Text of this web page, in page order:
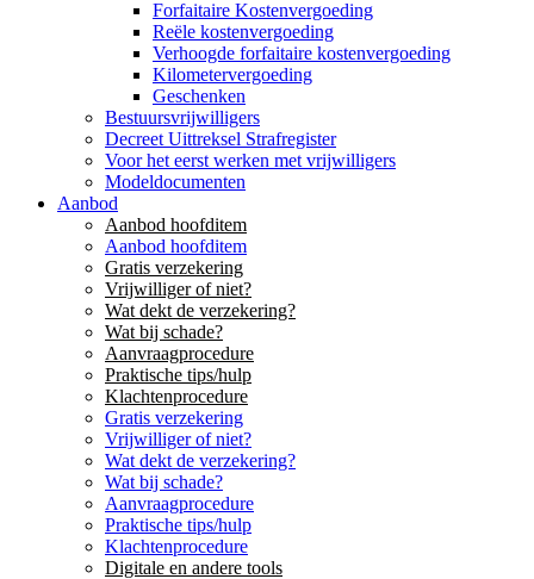
Forfaitaire Kostenvergoeding
Reële kostenvergoeding
Verhoogde forfaitaire kostenvergoeding
Kilometervergoeding
Geschenken
Bestuursvrijwilligers
Decreet Uittreksel Strafregister
Voor het eerst werken met vrijwilligers
Modeldocumenten
Aanbod
Aanbod hoofditem
Aanbod hoofditem
Gratis verzekering
Vrijwilliger of niet?
Wat dekt de verzekering?
Wat bij schade?
Aanvraagprocedure
Praktische tips/hulp
Klachtenprocedure
Gratis verzekering
Vrijwilliger of niet?
Wat dekt de verzekering?
Wat bij schade?
Aanvraagprocedure
Praktische tips/hulp
Klachtenprocedure
Digitale en andere tools